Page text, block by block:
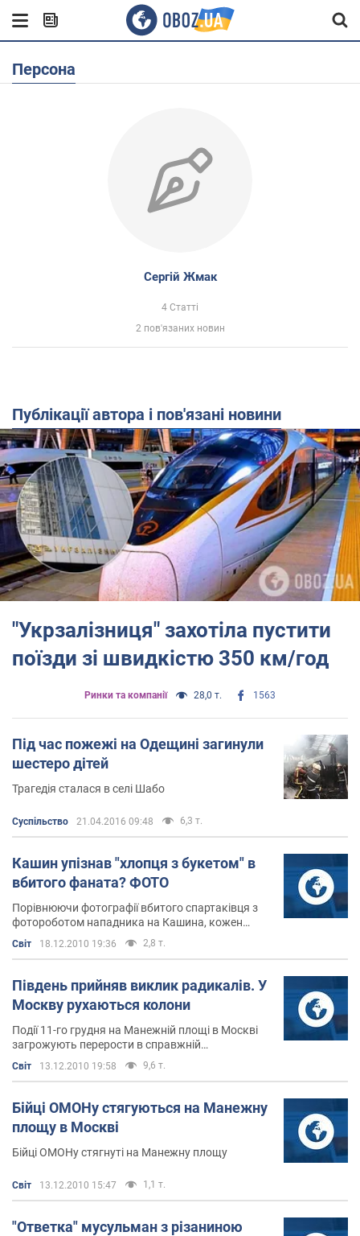
Персона
Сергій Жмак
4 Статті
2 пов'язаних новин
Публікації автора і пов'язані новини
"Укрзалізниця" захотіла пустити
поїзди зі швидкістю 350 км/год
Ринки та компанії 28,0 т. 1563
Під час пожежі на Одещині загинули
шестеро дітей
Трагедія сталася в селі Шабо
Суспільство 21.04.2016 09:48 6,3 т.
Кашин упізнав "хлопця з букетом" в
вбитого фаната? ФОТО
Порівнюючи фотографії вбитого спартаківця з
фотороботом нападника на Кашина, кожен
вільний зробити свій власний висновок
Світ 18.12.2010 19:36 2,8 т.
Південь прийняв виклик радикалів. У
Москву рухаються колони
Події 11-го грудня на Манежній площі в Москві
загрожують перерости в справжній
міжнаціональний конфлікт
Світ 13.12.2010 19:58 9,6 т.
Бійці ОМОНу стягуються на Манежну
площу в Москві
Бійці ОМОНу стягнуті на Манежну площу
Світ 13.12.2010 15:47 1,1 т.
"Ответка" мусульман з різаниною